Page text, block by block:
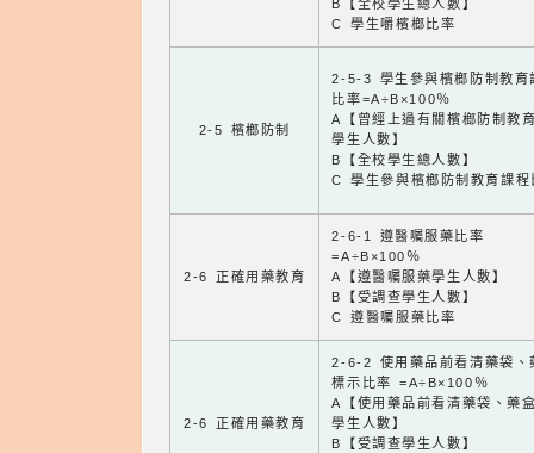
B【全校學生總人數】
C 學生嚼檳榔比率
2-5 檳榔防制
2-5-3 學生參與檳榔防制教育
比率=A÷B×100％
A【曾經上過有關檳榔防制教
學生人數】
B【全校學生總人數】
C 學生參與檳榔防制教育課程
2-6 正確用藥教育
2-6-1 遵醫囑服藥比率
=A÷B×100％
A【遵醫囑服藥學生人數】
B【受調查學生人數】
C 遵醫囑服藥比率
2-6 正確用藥教育
2-6-2 使用藥品前看清藥袋、
標示比率 =A÷B×100％
A【使用藥品前看清藥袋、藥
學生人數】
B【受調查學生人數】